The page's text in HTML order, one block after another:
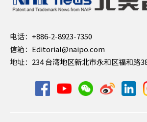
电话： +886-2-8923-7350
信箱： Editorial@naipo.com
地址： 234 台湾地区新北市永和区福和路